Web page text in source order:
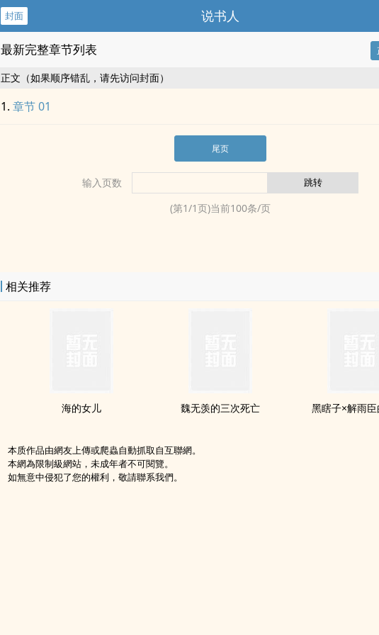
封面 说书人
最新完整章节列表
正文（如果顺序错乱，请先访问封面）
章节 01
尾页
输入页数
(第1/1页)当前100条/页
相关推荐
海的女儿 魏无羡的三次死亡 黑瞎子×解雨
本质作品由網友上傳或爬蟲自動抓取自互聯網。
本網為限制級網站，未成年者不可閱覽。
如無意中侵犯了您的權利，敬請聯系我們。